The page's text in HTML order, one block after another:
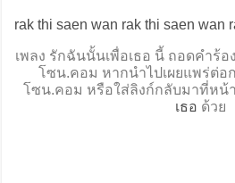
rak thi saen wan rak thi saen wan
เพลง รักฉันนั้นเพื่อเธอ นี้ ถอดคำร้
โซน.คอม หากนำไปเผยแพร่ต่อ
โซน.คอม หรือใส่ลิงก์กลับมาที่หน้า
เธอ ด้วย